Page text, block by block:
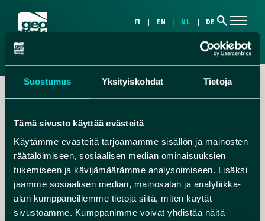
Suostumus Yksityiskohdat Tietoja
Tämä sivusto käyttää evästeitä
Käytämme evästeitä tarjoamamme sisällön ja mainosten
räätälöimiseen, sosiaalisen median ominaisuuksien
tukemiseen ja kävijämäärämme analysoimiseen. Lisäksi
jaamme sosiaalisen median, mainosalan ja analytiikka-
alan kumppaneillemme tietoja siitä, miten käytät
sivustoamme. Kumppanimme voivat yhdistää näitä
FI EN NL DE search
,
MYYNTI@ROKUA.COM
+358207819200